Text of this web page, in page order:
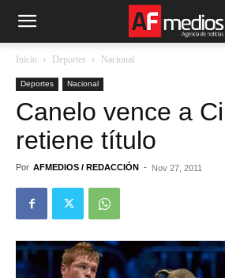
Inicio Deportes Nacional
Deportes Nacional
Canelo vence a
retiene título
Por AFMEDIOS / REDACCIÓN - Nov 27, 2011